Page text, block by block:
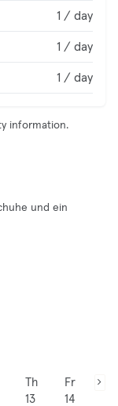
1 / day
1 / day
1 / day
information.
und ein
Th
13
Fr
14